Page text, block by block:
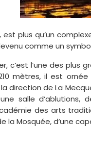
plus qu’un
comme un
c’est l’une des plus
mètres, il est
direction de La
salle d’ablutions,
des arts
la Mosquée, d’une